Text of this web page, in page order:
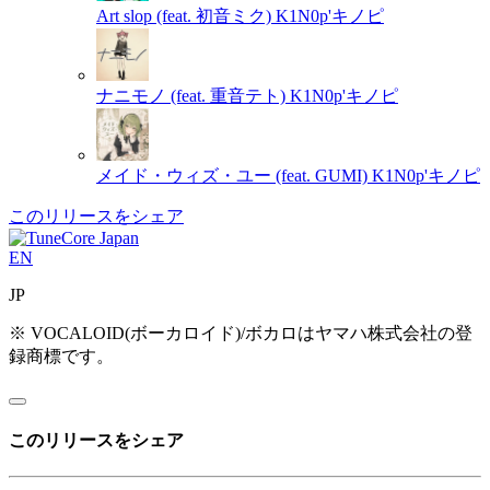
Art slop (feat. 初音ミク) K1N0p'キノピ
ナニモノ (feat. 重音テト) K1N0p'キノピ
メイド・ウィズ・ユー (feat. GUMI) K1N0p'キノピ
このリリースをシェア
EN
JP
※ VOCALOID(ボーカロイド)/ボカロはヤマハ株式会社の登
録商標です。
このリリースをシェア